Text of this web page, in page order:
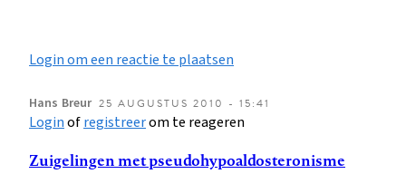
Login om een reactie te plaatsen
Hans Breur 25 AUGUSTUS 2010 - 15:41
Loginofregistreerom te reageren
Zuigelingen met pseudohypoaldosteronisme